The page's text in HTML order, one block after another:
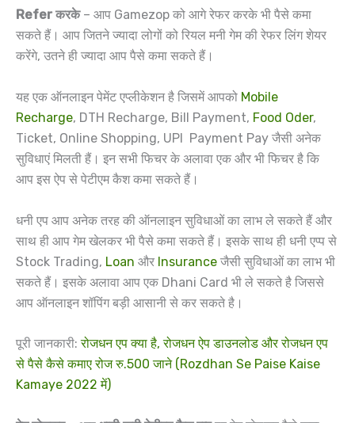
Refer करके– आप Gamezop को आगे रेफर करके भी पैसे कमा
सकते हैं। आप जितने ज्यादा लोगों को रियल मनी गेम की रेफर लिंग शेयर
करेंगे, उतने ही ज्यादा आप पैसे कमा सकते हैं।
यह एक ऑनलाइन पेमेंट एप्लीकेशन है जिसमें आपको Mobile
Recharge, DTH Recharge, Bill Payment, Food Oder,
Ticket, Online Shopping, UPI Payment Pay जैसी अनेक
सुविधाएं मिलती हैं। इन सभी फिचर के अलावा एक और भी फिचर है कि
आप इस ऐप से पेटीएम कैश कमा सकते हैं।
धनी एप आप अनेक तरह की ऑनलाइन सुविधाओं का लाभ ले सकते हैं और
साथ ही आप गेम खेलकर भी पैसे कमा सकते हैं। इसके साथ ही धनी एप्प से
Stock Trading, Loan और Insurance जैसी सुविधाओं का लाभ भी
सकते हैं। इसके अलावा आप एक Dhani Card भी ले सकते है जिससे
आप ऑनलाइन शॉपिंग बड़ी आसानी से कर सकते है।
पूरी जानकारी:रोजधन एप क्या है, रोजधन ऐप डाउनलोड और रोजधन एप
से पैसे कैसे कमाए रोज रु.500 जाने (Rozdhan Se Paise Kaise
Kamaye 2022 में)